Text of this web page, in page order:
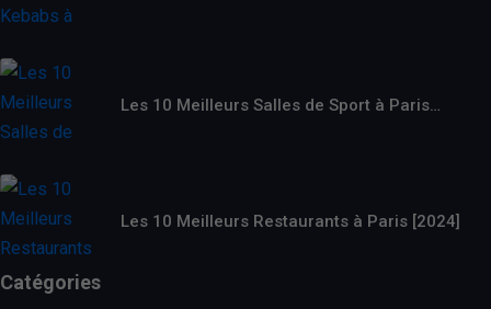
Les 10 Meilleurs Salles de Sport à Paris…
Les 10 Meilleurs Restaurants à Paris [2024]
Catégories